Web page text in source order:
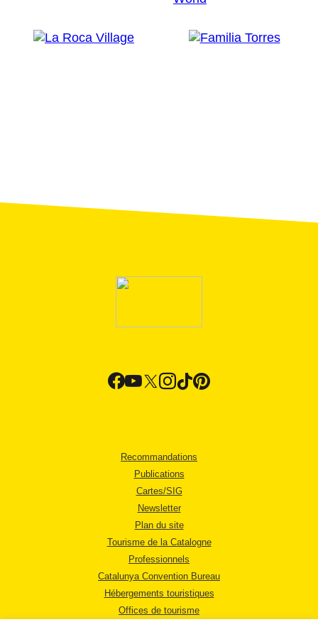
Recommandations
Publications
Cartes/SIG
Newsletter
Plan du site
Tourisme de la Catalogne
Professionnels
Catalunya Convention Bureau
Hébergements touristiques
Offices de tourisme